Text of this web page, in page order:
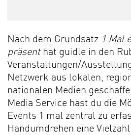
Nach dem Grundsatz 1 Mal
präsenthat guidle in den
Veranstaltungen/
Netzwerk aus lokalen,
nationalen Medien
Media Service hast du die
Events 1 mal zentral zu
Handumdrehen eine